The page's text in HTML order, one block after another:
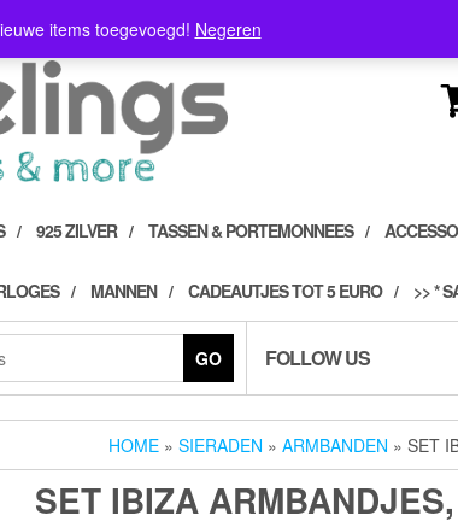
items toegevoegd! Negeren
925 ZILVER TASSEN & PORTEMONNEES
MANNEN CADEAUTJES TOT 5 EURO >> *
GO FOLLOW US
HOME » SIERADEN » ARMBANDEN » SET
SET IBIZA